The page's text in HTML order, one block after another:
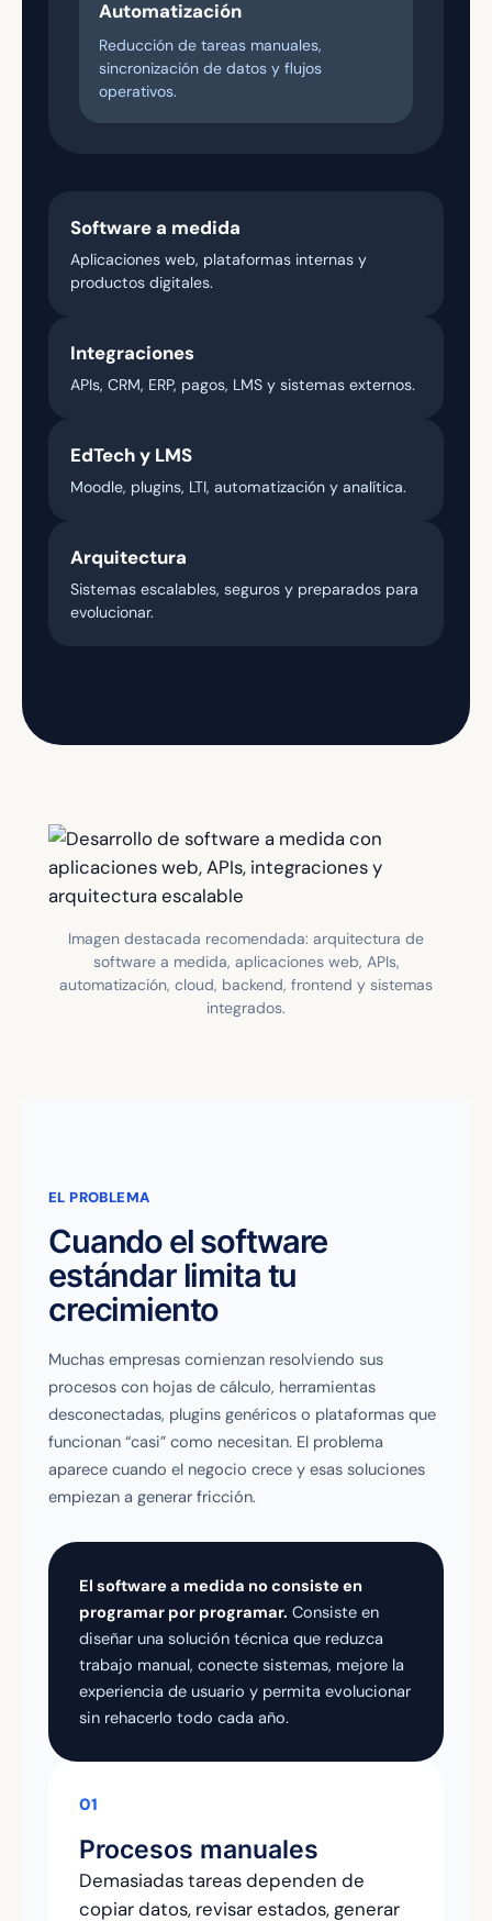
Automatización
Reducción de tareas manuales,
sincronización de datos y flujos
operativos.
Software a medida
Aplicaciones web, plataformas internas y
productos digitales.
Integraciones
APIs, CRM, ERP, pagos, LMS y sistemas externos.
EdTech y LMS
Moodle, plugins, LTI, automatización y analítica.
Arquitectura
Sistemas escalables, seguros y preparados para
evolucionar.
Imagen destacada recomendada: arquitectura de
software a medida, aplicaciones web, APIs,
automatización, cloud, backend, frontend y sistemas
integrados.
EL PROBLEMA
Cuando el software
estándar limita tu
crecimiento
Muchas empresas comienzan resolviendo sus
procesos con hojas de cálculo, herramientas
desconectadas, plugins genéricos o plataformas que
funcionan “casi” como necesitan. El problema
aparece cuando el negocio crece y esas soluciones
empiezan a generar fricción.
El software a medida no consiste en
programar por programar. Consiste en
diseñar una solución técnica que reduzca
trabajo manual, conecte sistemas, mejore la
experiencia de usuario y permita evolucionar
sin rehacerlo todo cada año.
01
Procesos manuales
Demasiadas tareas dependen de
copiar datos, revisar estados, generar